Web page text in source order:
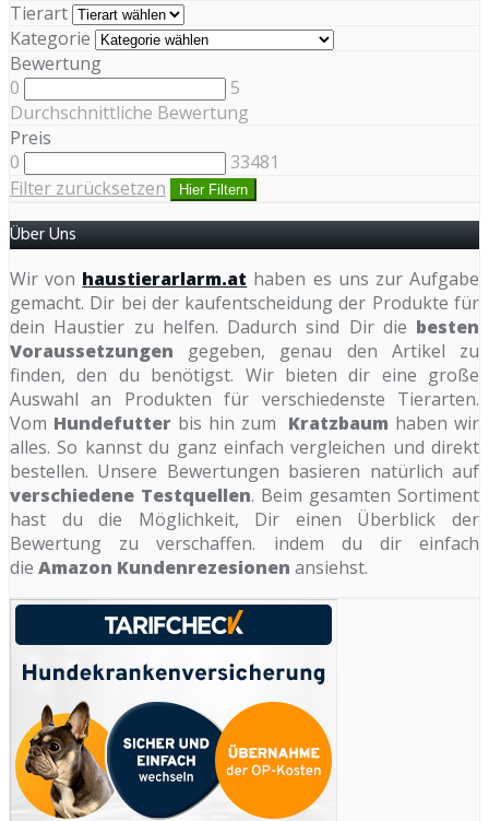
Tierart
Kategorie
Bewertung
0
5
Durchschnittliche Bewertung
Preis
0
33481
Filter zurücksetzen
Hier Filtern
Über Uns
Wir von haustierarlarm.at haben es uns zur Aufgabe
gemacht. Dir bei der kaufentscheidung der Produkte für
dein Haustier zu helfen. Dadurch sind Dir die besten
Voraussetzungen gegeben, genau den Artikel zu
finden, den du benötigst. Wir bieten dir eine große
Auswahl an Produkten für verschiedenste Tierarten.
Vom Hundefutter bis hin zum Kratzbaum haben wir
alles. So kannst du ganz einfach vergleichen und direkt
bestellen. Unsere Bewertungen basieren natürlich auf
verschiedene Testquellen. Beim gesamten Sortiment
hast du die Möglichkeit, Dir einen Überblick der
Bewertung zu verschaffen. indem du dir einfach
die Amazon Kundenrezesionen ansiehst.